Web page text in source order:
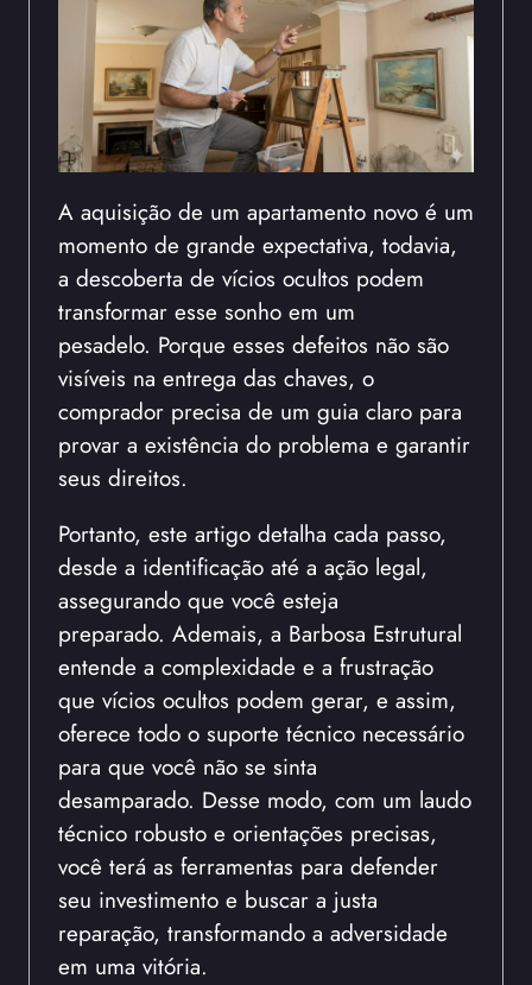
A aquisição de um apartamento novo é um
momento de grande expectativa, todavia,
a descoberta de vícios ocultos podem
transformar esse sonho em um
pesadelo. Porque esses defeitos não são
visíveis na entrega das chaves, o
comprador precisa de um guia claro para
provar a existência do problema e garantir
seus direitos.
Portanto, este artigo detalha cada passo,
desde a identificação até a ação legal,
assegurando que você esteja
preparado. Ademais, a Barbosa Estrutural
entende a complexidade e a frustração
que vícios ocultos podem gerar, e assim,
oferece todo o suporte técnico necessário
para que você não se sinta
desamparado. Desse modo, com um laudo
técnico robusto e orientações precisas,
você terá as ferramentas para defender
seu investimento e buscar a justa
reparação, transformando a adversidade
em uma vitória.